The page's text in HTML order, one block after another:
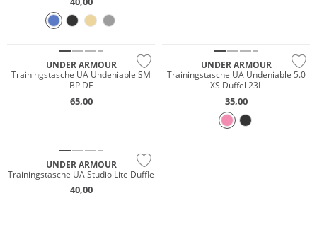
UNDER ARMOUR
Trainingstasche UA Undeniable SM
BP DF
65,00
UNDER ARMOUR
Trainingstasche UA Undeniable 5.0
XS Duffel 23L
35,00
UNDER ARMOUR
Trainingstasche UA Studio Lite Duffle
40,00